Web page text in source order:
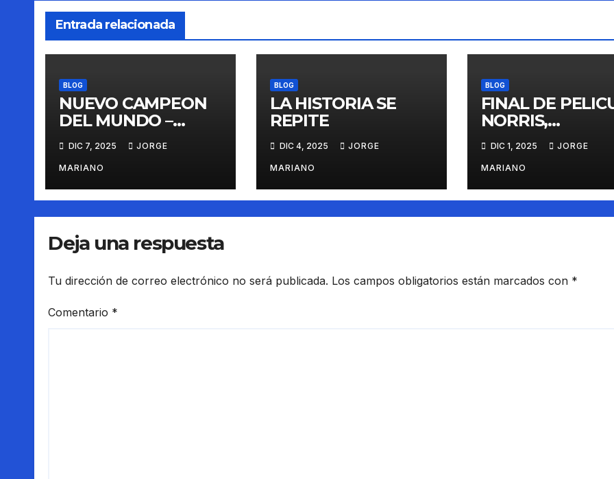
Entrada relacionada
BLOG
NUEVO CAMPEON
DEL MUNDO –
DIC 7, 2025 JORGE
MARIANO
BLOG
LA HISTORIA SE
REPITE
DIC 4, 2025 JORGE
MARIANO
BLOG
FINAL DE
NORRIS,
PIASTRI
DIC 1, 2025 JORGE
MARIANO
Deja una respuesta
Tu dirección de correo electrónico no será publicada. Los campos obligatorios están marcados con *
Comentario *